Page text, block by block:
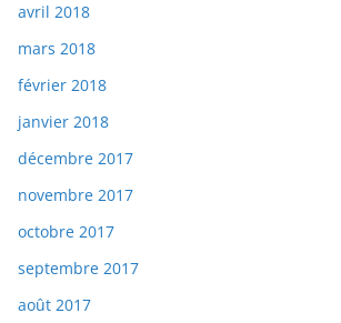
avril 2018
mars 2018
février 2018
janvier 2018
décembre 2017
novembre 2017
octobre 2017
septembre 2017
août 2017